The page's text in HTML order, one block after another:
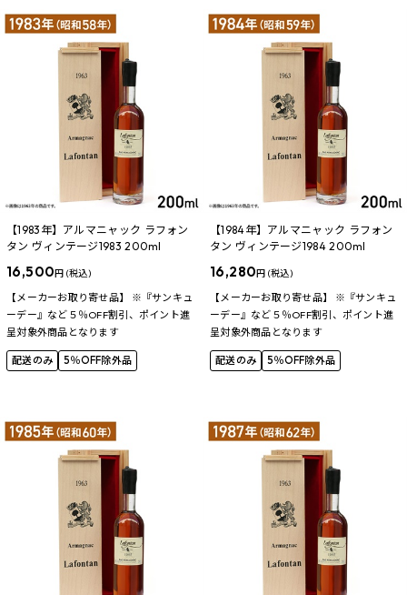
【1983年】アルマニャック ラフォン
タン ヴィンテージ1983 200ml
16,500円 (税込)
【メーカーお取り寄せ品】 ※『サンキュ
ーデー』など５％OFF割引、ポイント進
呈対象外商品となります
配送のみ 5％OFF除外品
【1984年】アルマニャック ラフォン
タン ヴィンテージ1984 200ml
16,280円 (税込)
【メーカーお取り寄せ品】 ※『サンキュ
ーデー』など５％OFF割引、ポイント進
呈対象外商品となります
配送のみ 5％OFF除外品